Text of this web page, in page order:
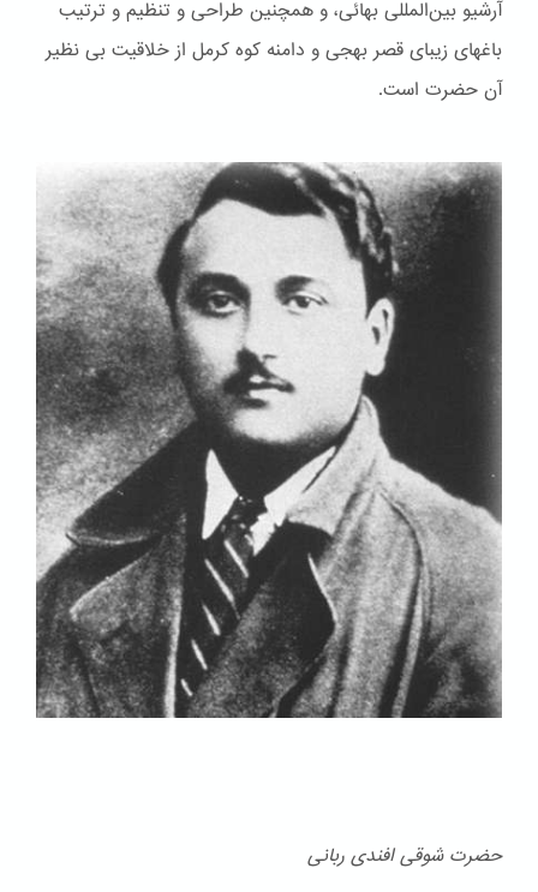
آرشیو بین‌المللی بهائی، و همچنین طراحی و تنظیم و ترتیب
باغهای زیبای قصر بهجی و دامنه کوه کرمل از خلاقیت بی نظیر
آن حضرت است.
حضرت شوقی افندی ربانی